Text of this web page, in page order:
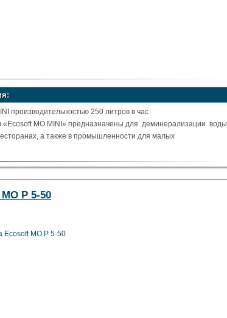
производительностью 250 литров в час
MO MINI» предназначены для деминерализации воды
а также в промышленности для малых
P 5-50
Ecosoft MO P 5-50